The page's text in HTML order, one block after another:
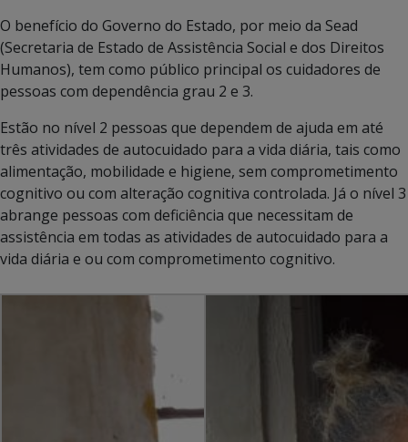
O benefício do Governo do Estado, por meio da Sead
(Secretaria de Estado de Assistência Social e dos Direitos
Humanos), tem como público principal os cuidadores de
pessoas com dependência grau 2 e 3.
Estão no nível 2 pessoas que dependem de ajuda em até
três atividades de autocuidado para a vida diária, tais como
alimentação, mobilidade e higiene, sem comprometimento
cognitivo ou com alteração cognitiva controlada. Já o nível 3
abrange pessoas com deficiência que necessitam de
assistência em todas as atividades de autocuidado para a
vida diária e ou com comprometimento cognitivo.